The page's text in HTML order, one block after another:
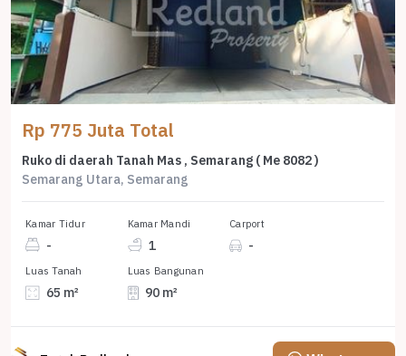
Rp 775 Juta Total
Ruko di daerah Tanah Mas , Semarang ( Me 8082 )
Semarang Utara, Semarang
Kamar Tidur
-
Kamar Mandi
1
Carport
-
Luas Tanah
65 m²
Luas Bangunan
90 m²